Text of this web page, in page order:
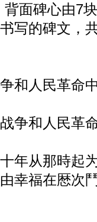
背面碑心由7
写的碑文，
和人民革命
争和人民革
年从那時起
幸福在厯次